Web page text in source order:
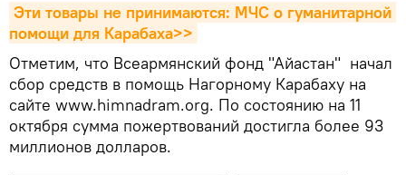
Эти товары не принимаются: МЧС о гуманитарной
помощи для Карабаха>>
Отметим, что Всеармянский фонд "Айастан" начал
сбор средств в помощь Нагорному Карабаху на
сайте www.himnadram.org. По состоянию на 11
октября сумма пожертвований достигла более 93
миллионов долларов.